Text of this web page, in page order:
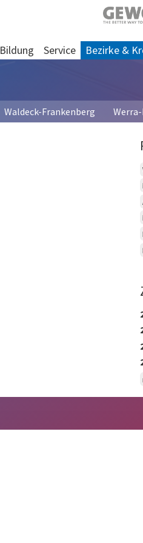
Bildung Service Bezirke &
Waldeck-Frankenberg Werra-